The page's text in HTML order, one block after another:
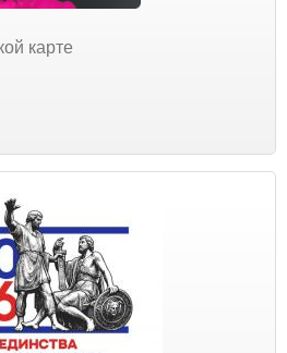
карте